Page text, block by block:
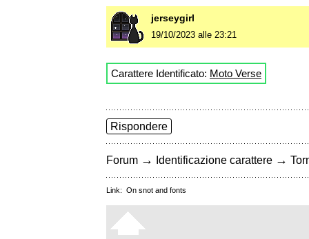
jerseygirl
19/10/2023 alle 23:21
Carattere Identificato: Moto Verse
Rispondere
Forum → Identificazione carattere →
Link: On snot and fonts